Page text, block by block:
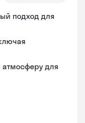
подход для
для